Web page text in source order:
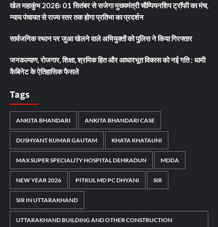
खेल महाकुंभ 2026ः 01 सितंबर से सजेगा मुख्यमंत्री चौम्पियनशिप ट्रॉफी का मंच,
न्याय पंचायत से राज्य स्तर तक होगा प्रतिभा का प्रदर्शन
सार्वजनिक स्थान पर जुआ खेलने वाले अभियुक्तों को पुलिस ने किया गिरफ्तार
जनकल्याण, रोजगार, शिक्षा, श्रमिक हित और आधारभूत विकास को नई गति : धामी
कैबिनेट के ऐतिहासिक फैसले
Tags
ANKITA BHANDARI ANKITA BHANDARI CASE
DUSHYANT KUMAR GAUTAM KHATA KHATAUNI
MAX SUPER SPECIALITY HOSPITAL DEHRADUN MDDA
NEW YEAR 2026 PITKUL MD PC DHYANI SIR
SIR IN UTTARAKHAND
UTTARAKHAND BUILDING AND OTHER CONSTRUCTION